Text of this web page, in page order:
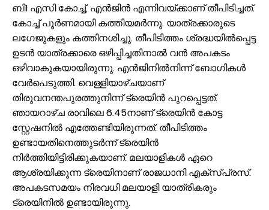
ബി1 എസി കോച്ച്‌, എന്‍ജിന്‍ എന്നിവയ്ക്കാണ് തീപിടിച്ചത്.
കോച്ച്‌ പൂര്‍ണമായി കത്തിയമര്‍ന്നു. യാത്രക്കാരുടെ
ലഗേജുകളും കത്തിനശിച്ചു. തീപിടിത്തം ശ്രദ്ധയില്‍പ്പെട്ട
ഉടന്‍ യാത്രക്കാരെ ഒഴിപ്പിച്ചതിനാല്‍ വന്‍ അപകടം
ഒഴിവാകുകയായിരുന്നു. എന്‍ജിനില്‍നിന്ന് ബോഗികള്‍
വേര്‍പെടുത്തി. വെള്ളിയാഴ്ചയാണ്
തിരുവനന്തപുരത്തുനിന്ന് ട്രെയിന്‍ പുറപ്പെട്ടത്.
ഞായറാ‍ഴ്ച രാവിലെ 6.45നാണ് ട്രെയിന്‍ കോട്ട
സ്റ്റേഷനില്‍ എത്തേണ്ടിയിരുന്നത്. തീപിടിത്തം
ഉണ്ടായതിനെത്തുടര്‍ന്ന് ട്രെയിന്‍
നിര്‍ത്തിയിട്ടിരിക്കുകയാണ്. മലയാളികള്‍ ഏറെ
ആശ്രയിക്കുന്ന ട്രെയിനാണ് രാജധാനി എക്‌സ്പ്രസ്.
അപകടസമയം നിരവധി മലയാളി യാത്രികരും
ട്രെയിനില്‍ ഉണ്ടായിരുന്നു.